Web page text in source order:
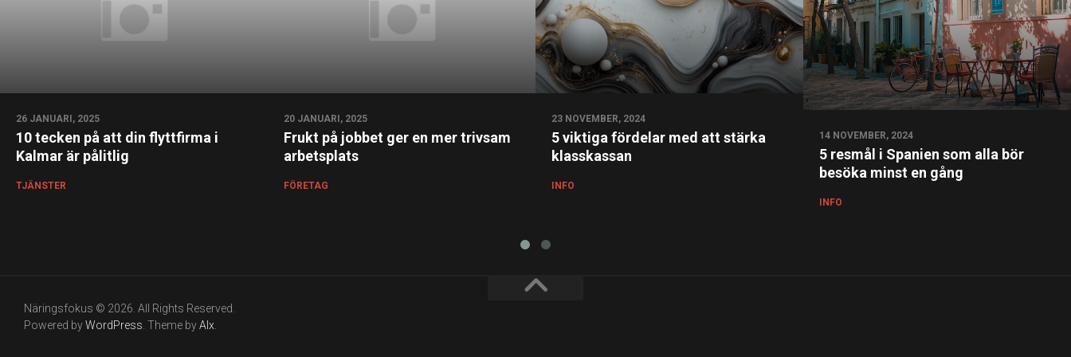
26 JANUARI, 2025
10 tecken på att din flyttfirma i
Kalmar är pålitlig
TJÄNSTER
20 JANUARI, 2025
Frukt på jobbet ger en mer trivsam
arbetsplats
FÖRETAG
23 NOVEMBER, 2024
5 viktiga fördelar med att stärka
klasskassan
INFO
14 NOVEMBER, 2024
5 resmål i Spanien som alla bör
besöka minst en gång
INFO
Näringsfokus © 2026. All Rights Reserved.
Powered byWordPress . Theme byAlx